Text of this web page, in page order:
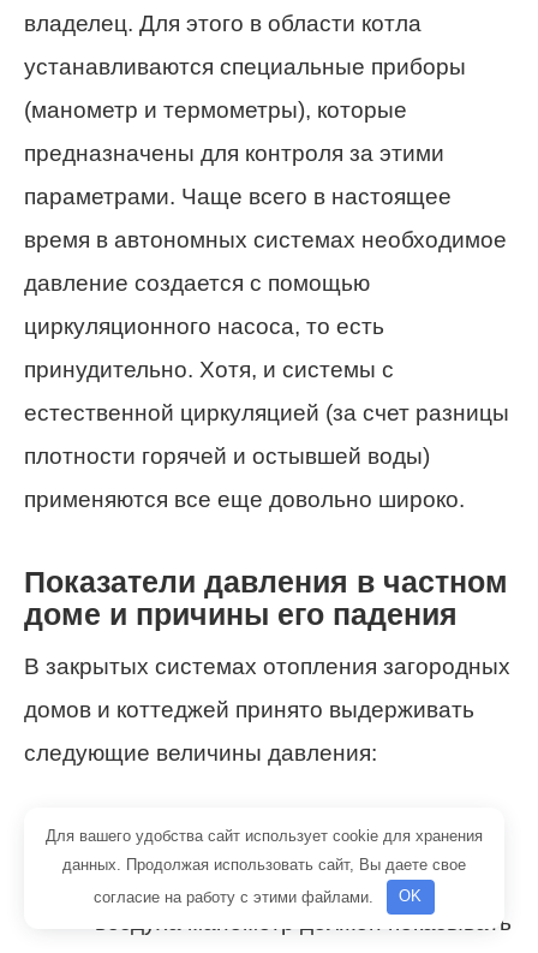
владелец. Для этого в области котла
устанавливаются специальные приборы
(манометр и термометры), которые
предназначены для контроля за этими
параметрами. Чаще всего в настоящее
время в автономных системах необходимое
давление создается с помощью
циркуляционного насоса, то есть
принудительно. Хотя, и системы с
естественной циркуляцией (за счет разницы
плотности горячей и остывшей воды)
применяются все еще довольно широко.
Показатели давления в частном
доме и причины его падения
В закрытых системах отопления загородных
домов и коттеджей принято выдерживать
следующие величины давления:
сразу после заполнения
отопительной сети водой и выпуска
воздуха манометр должен показывать
Для вашего удобства сайт использует cookie для хранения
данных. Продолжая использовать сайт, Вы даете свое
согласие на работу с этими файлами.
OK